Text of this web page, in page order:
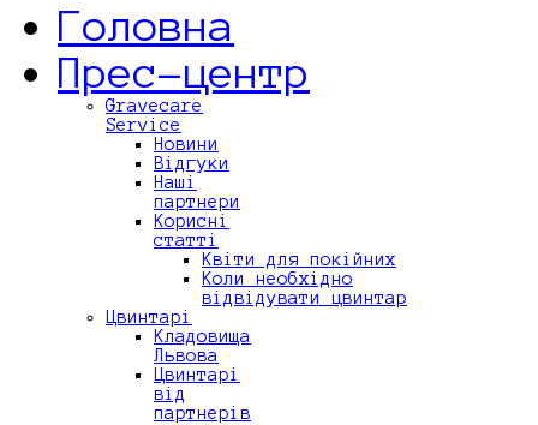
Головна
Прес-центр
Gravecare
Service
Новини
Відгуки
Наші
партнери
Корисні
статті
Квіти для покійних
Коли необхідно
відвідувати цвинтар
Цвинтарі
Кладовища
Львова
Цвинтарі
від
партнерів